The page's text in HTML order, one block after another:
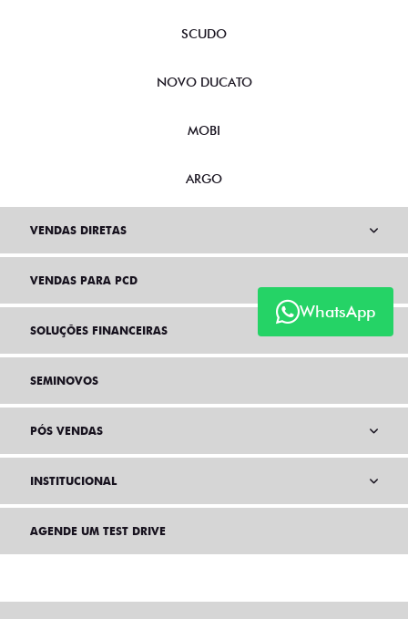
WhatsApp
SCUDO
NOVO DUCATO
MOBI
ARGO
VENDAS DIRETAS
VENDAS PARA PCD
SOLUÇÕES FINANCEIRAS
SEMINOVOS
PÓS VENDAS
INSTITUCIONAL
AGENDE UM TEST DRIVE